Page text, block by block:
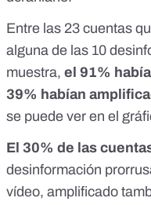
Entre las 23 cuentas
alguna de las 10
muestra, el 91%
39% habían
se puede ver en el
El 30% de las
desinformación
vídeo, amplificado